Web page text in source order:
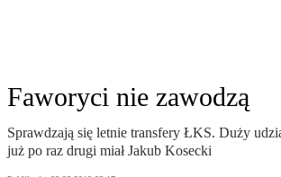
Faworyci nie zawodzą
Sprawdzają się letnie transfery ŁKS. Duży
już po raz drugi miał Jakub Kosecki